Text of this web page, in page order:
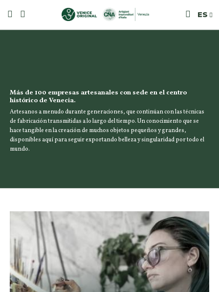
ES
Más de 100 empresas artesanales con sede en el centro
histórico de Venecia.
Artesanos a menudo durante generaciones, que continúan con las técnicas
de fabricación transmitidas a lo largo del tiempo. Un conocimiento que se
hace tangible en la creación de muchos objetos pequeños y grandes,
disponibles aquí para seguir exportando belleza y singularidad por todo el
mundo.